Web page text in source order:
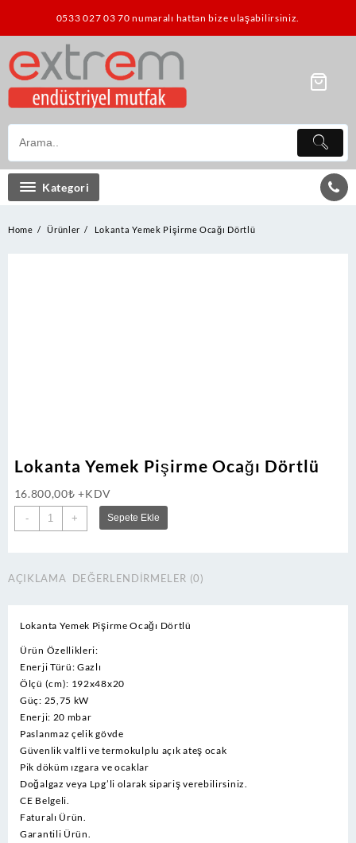
0533 027 03 70 numaralı hattan bize ulaşabilirsiniz.
Kategori
Home Ürünler Lokanta Yemek Pişirme Ocağı Dörtlü
Lokanta Yemek Pişirme Ocağı Dörtlü
16.800,00₺ +KDV
-
Lokanta
Yemek
Dörtlü
+ Sepete Ekle
AÇIKLAMA DEĞERLENDIRMELER (0)
Lokanta Yemek Pişirme Ocağı Dörtlü
Ürün Özellikleri:
Enerji Türü: Gazlı
Ölçü (cm): 192x48x20
Güç: 25,75 kW
Enerji: 20 mbar
Paslanmaz çelik gövde
Güvenlik valfli ve termokulplu açık ateş ocak
Pik döküm ızgara ve ocaklar
Doğalgaz veya Lpg’li olarak sipariş verebilirsiniz.
CE Belgeli.
Faturalı Ürün.
Garantili Ürün.